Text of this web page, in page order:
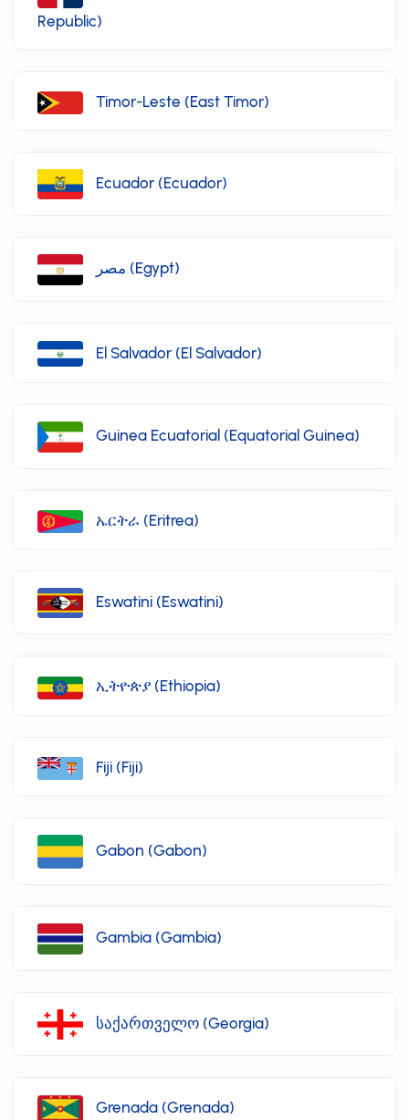
Republic)
Timor-Leste (East Timor)
Ecuador (Ecuador)
مصر (Egypt)
El Salvador (El Salvador)
Guinea Ecuatorial (Equatorial Guinea)
ኤርትራ (Eritrea)
Eswatini (Eswatini)
ኢትዮጵያ (Ethiopia)
Fiji (Fiji)
Gabon (Gabon)
Gambia (Gambia)
საქართველო (Georgia)
Grenada (Grenada)